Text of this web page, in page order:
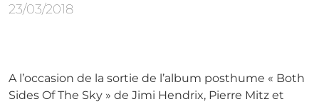
23/03/2018
A l’occasion de la sortie de l’album posthume « Both
Sides Of The Sky » de Jimi Hendrix, Pierre Mitz et